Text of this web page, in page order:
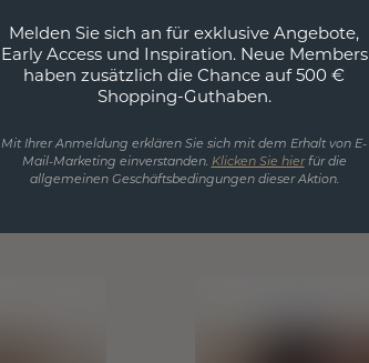
Melden Sie sich an für exklusive Angebote,
Early Access und Inspiration. Neue Members
haben zusätzlich die Chance auf 500 €
Shopping-Guthaben.
Mit Ihrer Anmeldung erklären Sie sich mit dem Erhalt von E-
Mail-Marketing einverstanden. Klicken Sie hierfür die
allgemeinen Geschäftsbedingungen dieser Aktion.